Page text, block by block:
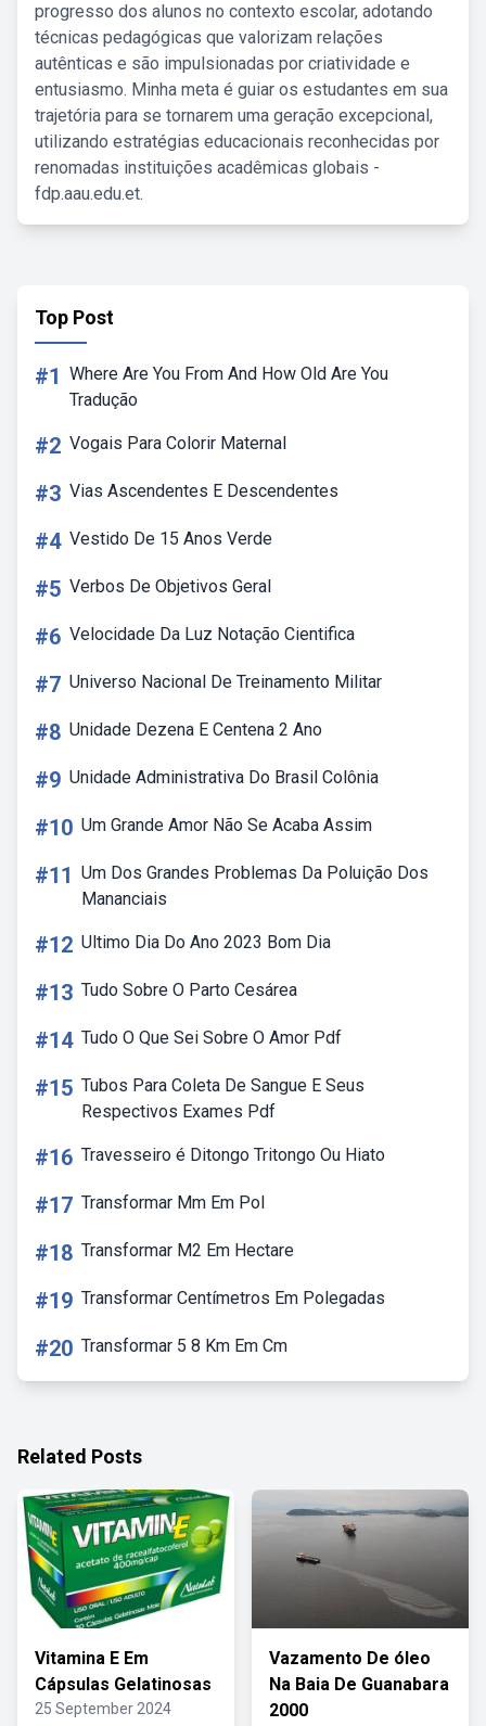
progresso dos alunos no contexto escolar, adotando
técnicas pedagógicas que valorizam relações
autênticas e são impulsionadas por criatividade e
entusiasmo. Minha meta é guiar os estudantes em sua
trajetória para se tornarem uma geração excepcional,
utilizando estratégias educacionais reconhecidas por
renomadas instituições acadêmicas globais -
fdp.aau.edu.et.
Top Post
#1 Where Are You From And How Old Are You
Tradução
#2 Vogais Para Colorir Maternal
#3 Vias Ascendentes E Descendentes
#4 Vestido De 15 Anos Verde
#5 Verbos De Objetivos Geral
#6 Velocidade Da Luz Notação Cientifica
#7 Universo Nacional De Treinamento Militar
#8 Unidade Dezena E Centena 2 Ano
#9 Unidade Administrativa Do Brasil Colônia
#10 Um Grande Amor Não Se Acaba Assim
#11 Um Dos Grandes Problemas Da Poluição Dos
Mananciais
#12 Ultimo Dia Do Ano 2023 Bom Dia
#13 Tudo Sobre O Parto Cesárea
#14 Tudo O Que Sei Sobre O Amor Pdf
#15 Tubos Para Coleta De Sangue E Seus
Respectivos Exames Pdf
#16 Travesseiro é Ditongo Tritongo Ou Hiato
#17 Transformar Mm Em Pol
#18 Transformar M2 Em Hectare
#19 Transformar Centímetros Em Polegadas
#20 Transformar 5 8 Km Em Cm
Related Posts
Vitamina E Em
Cápsulas Gelatinosas
25 September 2024
Vazamento De óleo
Na Baia De Guanabara
2000